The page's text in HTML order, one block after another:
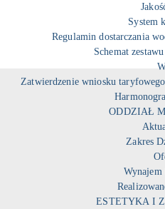
System
Regulamin dostarczania
Schemat
Zatwierdzenie wniosku
ODDZIAŁ
Zakres
Wynajem
ESTETYKA I